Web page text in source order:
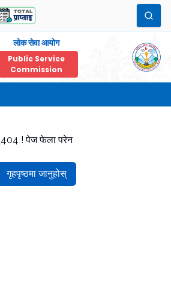
लोक सेवा आयोग
Public Service
Commission
404 ! पेज फेला परेन
गृहपृष्ठमा जानुहोस्